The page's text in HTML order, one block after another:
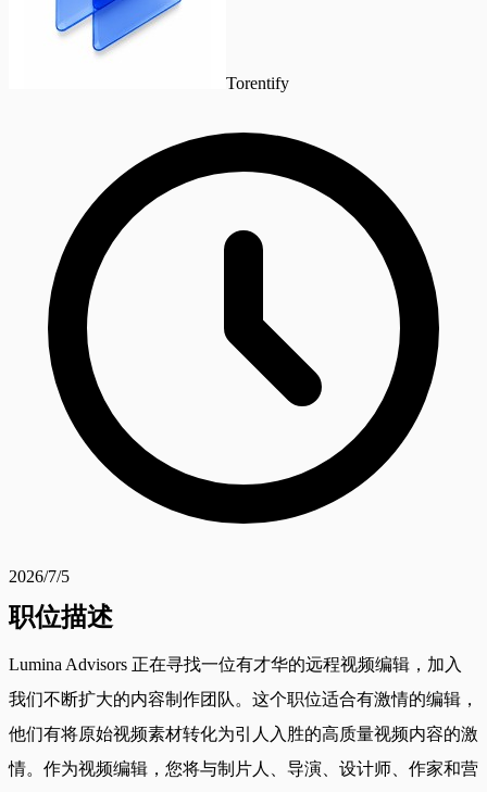
Torentify
2026/7/5
职位描述
Lumina Advisors 正在寻找一位有才华的远程视频编辑，加入
我们不断扩大的内容制作团队。这个职位适合有激情的编辑，
他们有将原始视频素材转化为引人入胜的高质量视频内容的激
情。作为视频编辑，您将与制片人、导演、设计师、作家和营